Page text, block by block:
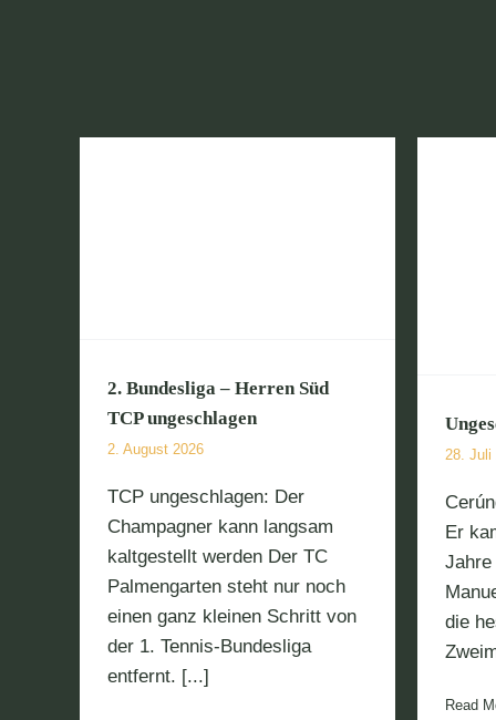
2. Bundesliga – Herren Süd
TCP ungeschlagen
2. August 2026
TCP ungeschlagen: Der
Champagner kann langsam
kaltgestellt werden Der TC
Palmengarten steht nur noch
einen ganz kleinen Schritt von
der 1. Tennis-Bundesliga
entfernt. [...]
28. Juli
Er
Jahre
die
Read